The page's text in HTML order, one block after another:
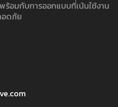
ร้อมกับการออกแบบที่เน้นใช้งาน
อดภัย